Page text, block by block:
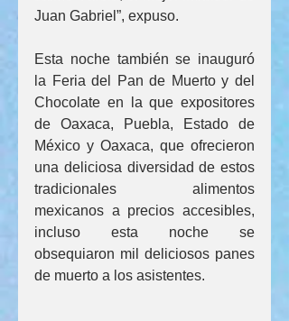
Juan Gabriel”, expuso.
Esta noche también se inauguró
la Feria del Pan de Muerto y del
Chocolate en la que expositores
de Oaxaca, Puebla, Estado de
México y Oaxaca, que ofrecieron
una deliciosa diversidad de estos
tradicionales alimentos
mexicanos a precios accesibles,
incluso esta noche se
obsequiaron mil deliciosos panes
de muerto a los asistentes.